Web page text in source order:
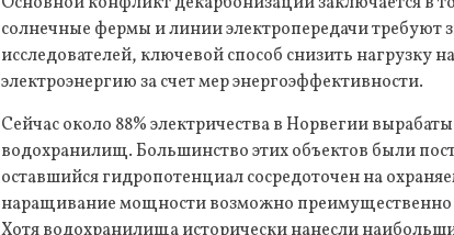
солнечные фермы и линии электропередачи требуют
исследователей, ключевой способ снизить нагрузку
электроэнергию за счет мер энергоэффективности.
Сейчас около 88% электричества в Норвегии
водохранилищ. Большинство этих объектов были
оставшийся гидропотенциал сосредоточен на
наращивание мощности возможно